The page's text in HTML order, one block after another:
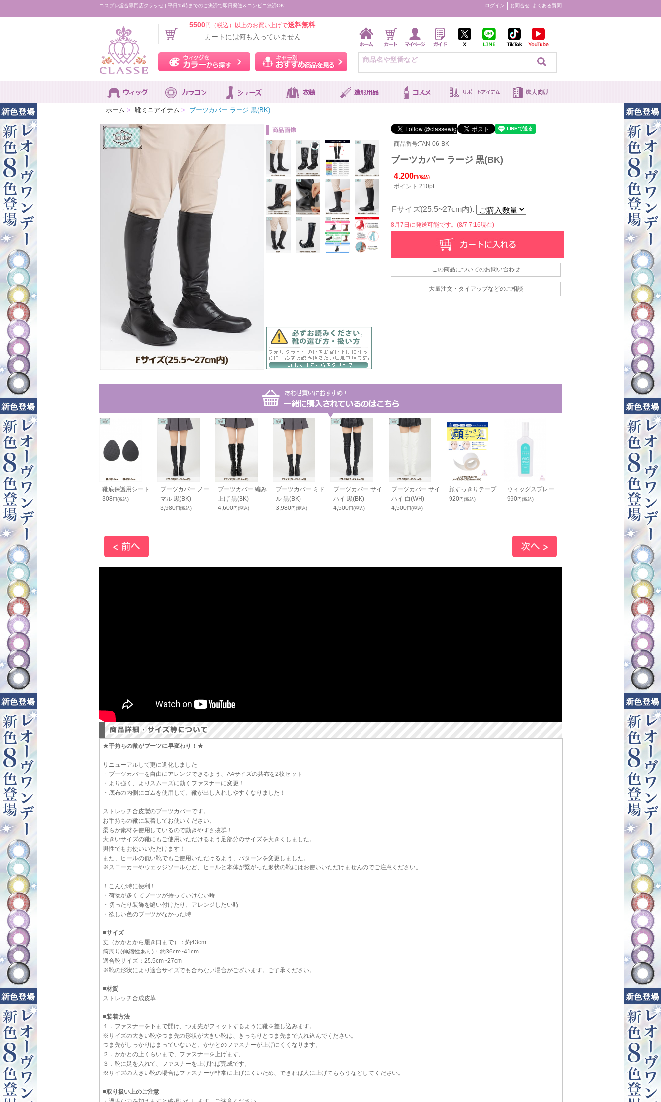
コスプレ総合専門店クラッセ | 平日15時までのご決済で即日発送＆コンビニ決済OK! ログイン お問合せ よくある質問
5500円（税込）以上のお買い上げで送料無料
カートには何も入っていません
ウィッグをカラーから探す キャラ別おすすめ商品を見る
ホーム > 靴ミニアイテム > ブーツカバー ラージ 黒(BK)
商品番号:TAN-06-BK
ブーツカバー ラージ 黒(BK)
4,200 円(税込)
ポイント:210pt
Fサイズ(25.5~27cm内):
8月7日に発送可能です。(8/7 7:16現在)
この商品についてのお問い合わせ
大量注文・タイアップなどのご相談
とスマホス
プ 黒
(税込)
靴底保護用シート
308 円(税込)
ブーツカバー ノー
マル 黒(BK)
3,980円(税込)
ブーツカバー 編み
上げ 黒(BK)
4,600円(税込)
ブーツカバー ミド
ル 黒(BK)
3,980円(税込)
ブーツカバー サイ
ハイ 黒(BK)
4,500円(税込)
ブーツカバー サイ
ハイ 白(WH)
4,500円(税込)
顔すっきりテープ
920円(税込)
ウィッグスプレー
990円(税込)
カラーヘアピ
ラットタイプ
350円(税込)
★手持ちの靴がブーツに早変わり！★
リニューアルして更に進化しました
・ブーツカバーを自由にアレンジできるよう、A4サイズの共布を2枚セット
・より強く、よりスムーズに動くファスナーに変更！
・底布の内側にゴムを使用して、靴が出し入れしやすくなりました！
ストレッチ合皮製のブーツカバーです。
お手持ちの靴に装着してお使いください。
柔らか素材を使用しているので動きやすさ抜群！
大きいサイズの靴にもご使用いただけるよう足部分のサイズを大きくしました。
男性でもお使いいただけます！
また、ヒールの低い靴でもご使用いただけるよう、パターンを変更しました。
※スニーカーやウェッジソールなど、ヒールと本体が繋がった形状の靴にはお使いいただけませんのでご注意ください。
！こんな時に便利！
・荷物が多くてブーツが持っていけない時
・切ったり装飾を縫い付けたり、アレンジしたい時
・欲しい色のブーツがなかった時
■サイズ
丈（かかとから履き口まで）：約43cm
筒周り(伸縮性あり)：約36cm~41cm
適合靴サイズ：25.5cm~27cm
※靴の形状により適合サイズでも合わない場合がございます。ご了承ください。
■材質
ストレッチ合成皮革
■装着方法
１．ファスナーを下まで開け、つま先がフィットするように靴を差し込みます。
※サイズの大きい靴やつま先の形状が大きい靴は、きっちりとつま先まで入れ込んでください。
つま先がしっかりはまっていないと、かかとのファスナーが上げにくくなります。
２．かかとの上くらいまで、ファスナーを上げます。
３．靴に足を入れて、ファスナーを上げれば完成です。
※サイズの大きい靴の場合はファスナーが非常に上げにくいため、できれば人に上げてもらうなどしてください。
■取り扱い上のご注意